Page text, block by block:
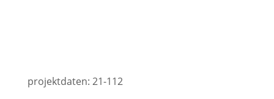
projektdaten: 21-112